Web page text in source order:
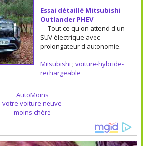
Essai détaillé Mitsubishi
Outlander PHEV
— Tout ce qu'on attend d'un
SUV électrique avec
prolongateur d'autonomie.
Mitsubishi ; voiture-hybride-
rechargeable
AutoMoins
votre voiture neuve
moins chère